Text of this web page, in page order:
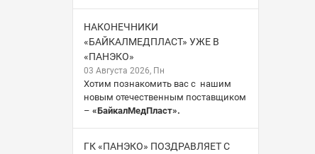
НАКОНЕЧНИКИ
«БАЙКАЛМЕДПЛАСТ» УЖЕ В
«ПАНЭКО»
03 Августа 2026, Пн
Хотим познакомить вас с нашим
новым отечественным поставщиком
– «БайкалМедПласт».
ГК «ПАНЭКО» ПОЗДРАВЛЯЕТ С